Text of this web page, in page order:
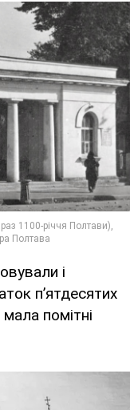
і
п’ятдесятих
помітні